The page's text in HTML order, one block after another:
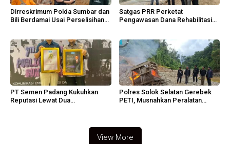
Dirreskrimum Polda Sumbar dan
Bili Berdamai Usai Perselisihan
Satgas PRR Perketat
Pengawasan Dana Rehabilitasi
PT Semen Padang Kukuhkan
Reputasi Lewat Dua
Polres Solok Selatan Gerebek
PETI, Musnahkan Peralatan
View More